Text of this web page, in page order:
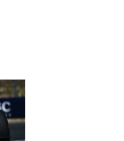
SLEDUJTE NÁS NA